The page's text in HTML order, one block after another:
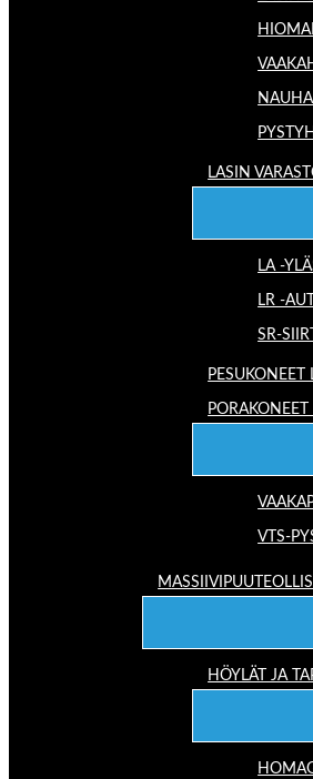
LASIN
LA -
LR -
SR-
PESUKONEET
PORAKONEET
VTS-
HÖYLÄT JA